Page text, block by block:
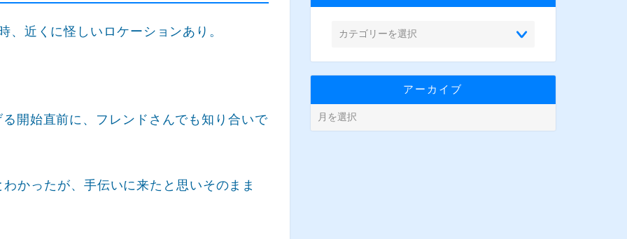
近くに怪しいロケーションあり。
開始直前に、フレンドさんでも知り合いで
かったが、手伝いに来たと思いそのまま
アーカイブ